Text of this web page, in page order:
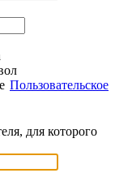
Пользовательское
для которого